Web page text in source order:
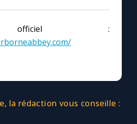
:
la rédaction vous conseille :